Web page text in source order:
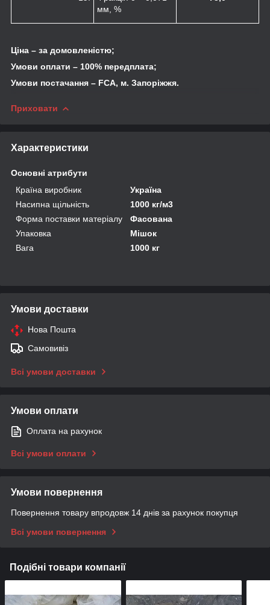
мм, %
Ціна – за домовленістю;
Умови оплати – 100% передплата;
Умови постачання – FCA, м. Запоріжжя.
Приховати
Характеристики
Основні атрибути
Країна виробник
Україна
Насипна щільність
1000 кг/м3
Форма поставки матеріалу
Фасована
Упаковка
Мішок
Вага
1000 кг
Умови доставки
Нова Пошта
Самовивіз
Всі умови доставки
Умови оплати
Оплата на рахунок
Всі умови оплати
Умови повернення
Повернення товару впродовж 14 днів за рахунок покупця
Всі умови повернення
Подібні товари компанії